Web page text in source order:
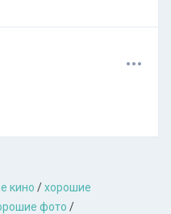
...
кино /хорошие
фото /